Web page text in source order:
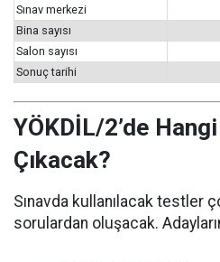
Sınav merkezi
Bina sayısı
Salon sayısı
Sonuç tarihi
YÖKDİL/2’de
Çıkacak?
Sınavda kullanılacak testler
sorulardan oluşacak.